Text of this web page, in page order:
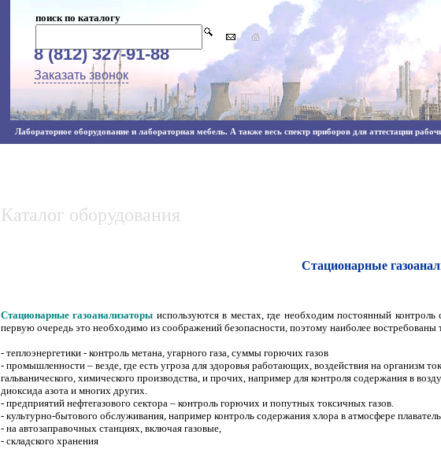
поиск по каталогу
8 (812) 327-91-88
Заказать звонок
Лабораторное оборудование и лабораторная мебель. А также весь спектр приборов для аттестации
Каталог оборудования
Стационарные
Стационарные газоанализаторы используются в местах, где необходим постоянный
первую очередь это необходимо из соображений безопасности, поэтому наиболее востребованы
- теплоэнергетики - контроль метана, угарного газа, суммы горючих газов
- промышленности – везде, где есть угроза для здоровья работающих, воздействия на организм
гальванического, химического производства, и прочих, например для контроля содержания в
диоксида азота и многих других.
- предприятий нефтегазового сектора – контроль горючих и попутных токсичных газов.
- культурно-бытового обслуживания, например контроль содержания хлора в атмосфере
- на автозаправочных станциях, включая газовые,
- складского хранения